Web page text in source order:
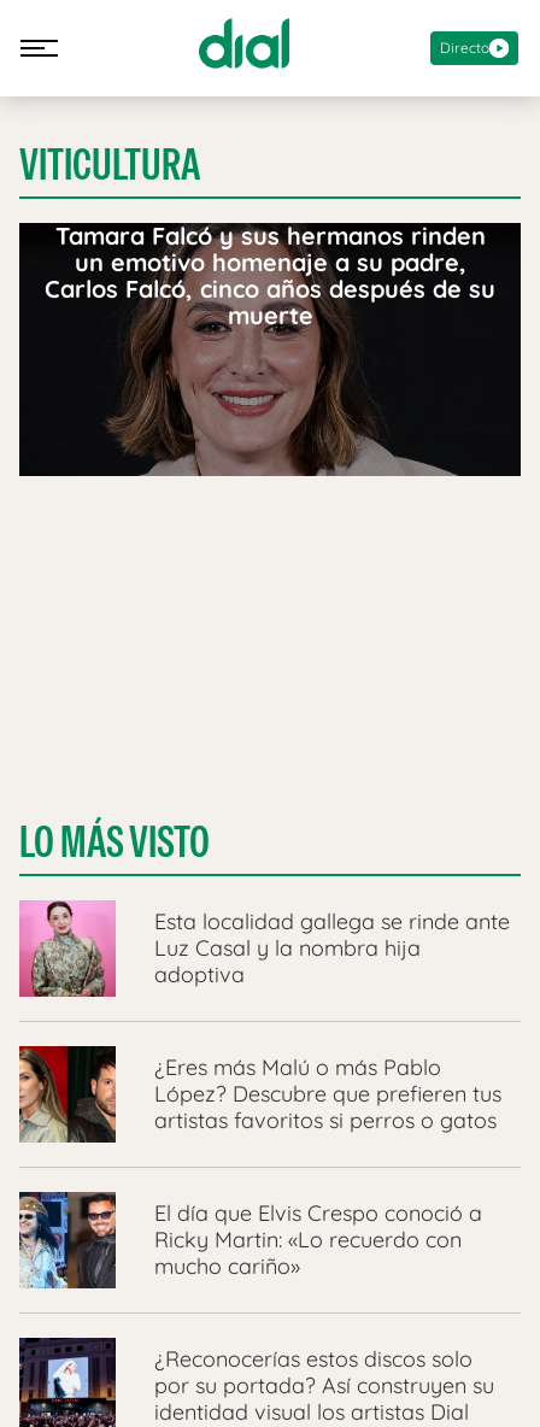
Directo
VITICULTURA
Tamara Falcó y sus hermanos rinden
un emotivo homenaje a su padre,
Carlos Falcó, cinco años después de su
muerte
LO MÁS VISTO
Esta localidad gallega se rinde ante
Luz Casal y la nombra hija
adoptiva
¿Eres más Malú o más Pablo
López? Descubre que prefieren tus
artistas favoritos si perros o gatos
El día que Elvis Crespo conoció a
Ricky Martin: «Lo recuerdo con
mucho cariño»
¿Reconocerías estos discos solo
por su portada? Así construyen su
identidad visual los artistas Dial